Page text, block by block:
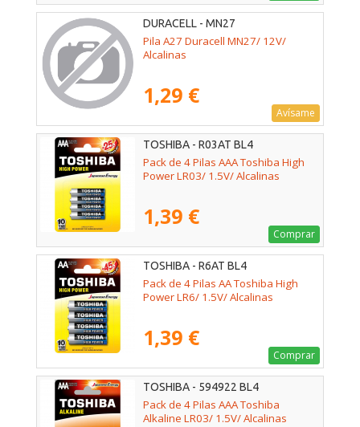
DURACELL - MN27
Pila A27 Duracell MN27/ 12V/
Alcalinas
1,29 €
Avísame
TOSHIBA - R03AT BL4
Pack de 4 Pilas AAA Toshiba High
Power LR03/ 1.5V/ Alcalinas
1,39 €
Comprar
TOSHIBA - R6AT BL4
Pack de 4 Pilas AA Toshiba High
Power LR6/ 1.5V/ Alcalinas
1,39 €
Comprar
TOSHIBA - 594922 BL4
Pack de 4 Pilas AAA Toshiba
Alkaline LR03/ 1.5V/ Alcalinas